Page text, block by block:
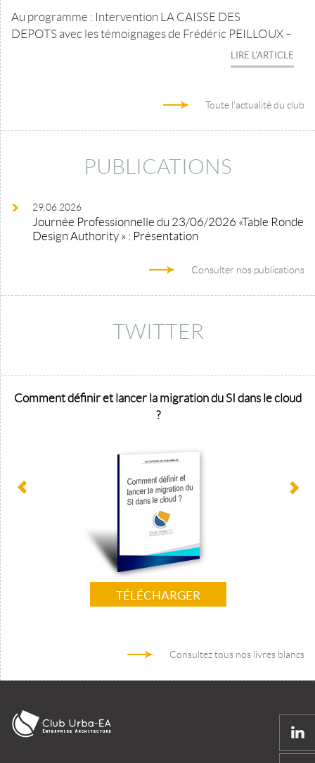
Au programme : Intervention LA CAISSE DES
DEPOTS avec les témoignages de Frédéric PEILLOUX –
LIRE L'ARTICLE
Toute l'actualité du club
PUBLICATIONS
29.06.2026
Journée Professionnelle du 23/06/2026 «Table Ronde
Design Authority » : Présentation
Consulter nos publications
TWITTER
Comment définir et lancer la migration du SI dans le cloud
?
TÉLÉCHARGER
Consultez tous nos livres blancs